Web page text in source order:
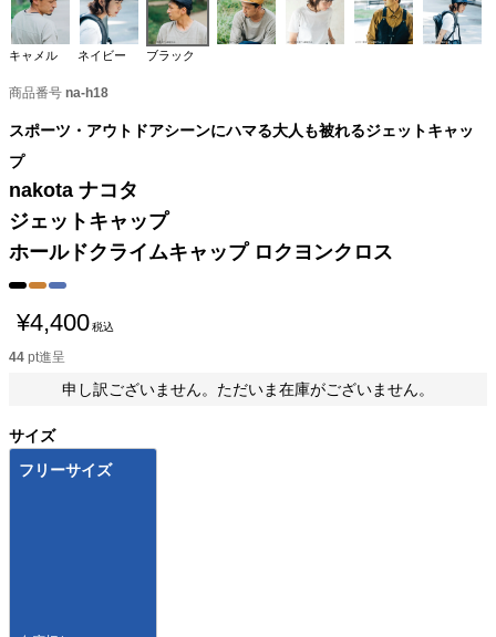
キャメル ネイビー ブラック
商品番号 na-h18
スポーツ・アウトドアシーンにハマる大人も被れるジェットキャッ
プ
nakota ナコタ
ジェットキャップ
ホールドクライムキャップ ロクヨンクロス
¥4,400税込
44 pt進呈
申し訳ございません。ただいま在庫がございません。
サイズ
フリーサイズ